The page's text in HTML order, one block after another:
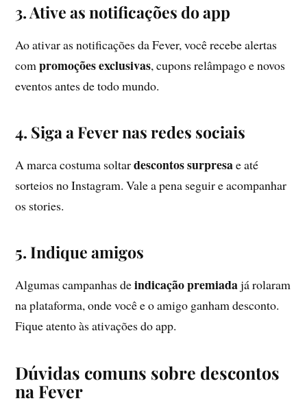
3. Ative as notificações do app
Ao ativar as notificações da Fever, você recebe alertas
compromoções exclusivas, cupons relâmpago e novos
eventos antes de todo mundo.
4. Siga a Fever nas redes sociais
A marca costuma soltardescontos surpresae até
sorteios no Instagram. Vale a pena seguir e acompanhar
os stories.
5. Indique amigos
Algumas campanhas deindicação premiadajá rolaram
na plataforma, onde você e o amigo ganham desconto.
Fique atento às ativações do app.
Dúvidas comuns sobre descontos
na Fever